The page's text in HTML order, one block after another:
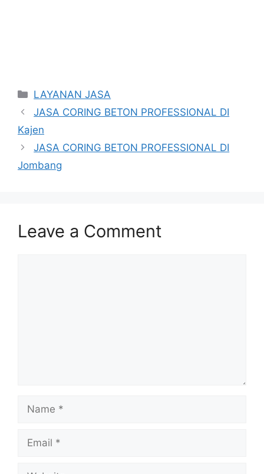
Categories
LAYANAN JASA
JASA CORING BETON PROFESSIONAL DI
Kajen
JASA CORING BETON PROFESSIONAL DI
Jombang
Leave a Comment